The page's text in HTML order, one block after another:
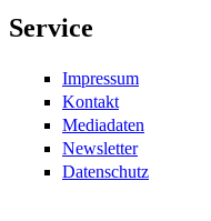
Service
Impressum
Kontakt
Mediadaten
Newsletter
Datenschutz